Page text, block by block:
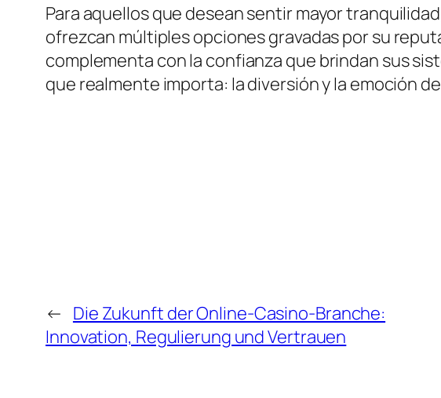
Para aquellos que desean sentir mayor
ofrezcan múltiples opciones gravadas por su
complementa con la confianza que brindan sus
que realmente importa: la diversión y la emoción
← Die Zukunft der Online-Casino-Branche:
Innovation, Regulierung und Vertrauen